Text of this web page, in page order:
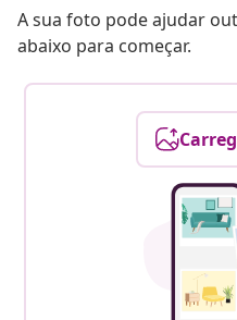
A sua foto pode ajudar
abaixo para começar.